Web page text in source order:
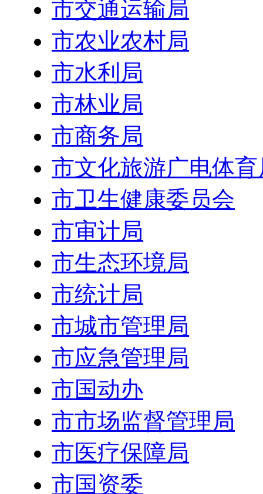
市交通运输局
市农业农村局
市水利局
市林业局
市商务局
市文化旅游广电体育
市卫生健康委员会
市审计局
市生态环境局
市统计局
市城市管理局
市应急管理局
市国动办
市市场监督管理局
市医疗保障局
市国资委